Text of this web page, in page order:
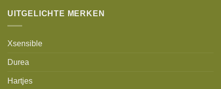
UITGELICHTE MERKEN
Xsensible
Durea
Hartjes